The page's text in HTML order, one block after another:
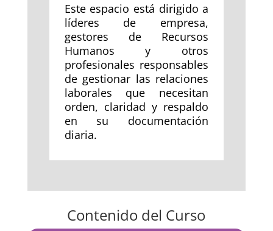
Este espacio está dirigido a
líderes de empresa,
gestores de Recursos
Humanos y otros
profesionales responsables
de gestionar las relaciones
laborales que necesitan
orden, claridad y respaldo
en su documentación
diaria.
Contenido del Curso